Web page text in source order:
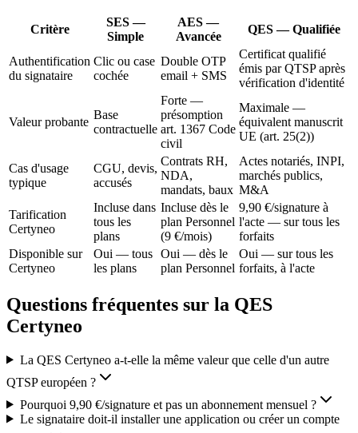
Critère
SES —
Simple
AES —
Avancée
QES — Qualifiée
Authentification
du signataire
Clic ou case
cochée
Double OTP
email + SMS
Certificat qualifié
émis par QTSP après
vérification d'identité
Valeur probante
Base
contractuelle
Forte —
présomption
art. 1367 Code
civil
Maximale —
équivalent manuscrit
UE (art. 25(2))
Cas d'usage
typique
CGU, devis,
accusés
Contrats RH,
NDA,
mandats, baux
Actes notariés, INPI,
marchés publics,
M&A
Tarification
Certyneo
Incluse dans
tous les
plans
Incluse dès le
plan Personnel
(9 €/mois)
9,90 €/signature à
l'acte — sur tous les
forfaits
Disponible sur
Certyneo
Oui — tous
les plans
Oui — dès le
plan Personnel
Oui — sur tous les
forfaits, à l'acte
Questions fréquentes sur la QES
Certyneo
La QES Certyneo a-t-elle la même valeur que celle d'un autre
QTSP européen ?
Pourquoi 9,90 €/signature et pas un abonnement mensuel ?
Le signataire doit-il installer une application ou créer un compte